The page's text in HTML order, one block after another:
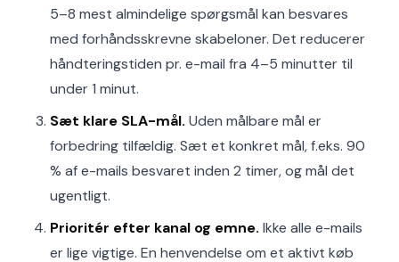
5–8 mest almindelige spørgsmål kan besvares
med forhåndsskrevne skabeloner. Det reducerer
håndteringstiden pr. e-mail fra 4–5 minutter til
under 1 minut.
Sæt klare SLA-mål. Uden målbare mål er
forbedring tilfældig. Sæt et konkret mål, f.eks. 90
% af e-mails besvaret inden 2 timer, og mål det
ugentligt.
Prioritér efter kanal og emne. Ikke alle e-mails
er lige vigtige. En henvendelse om et aktivt køb